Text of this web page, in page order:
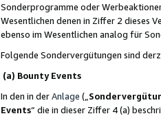
Sonderprogramme oder
Wesentlichen denen in Ziffer 2 dieses
ebenso im Wesentlichen analog für
Folgende Sondervergütungen sind
(a) Bounty Events
In den in derAnlage („
Events“ die in dieser Ziffer 4 (a)